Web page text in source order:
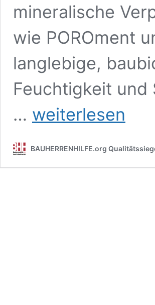
mineralische
wie POROment
langlebige,
Feuchtigkeit und
…
BAUTENSCHUTZ
BUSCHEK
GOLD-
weiterlesen
BAUHERRENHILFE.org